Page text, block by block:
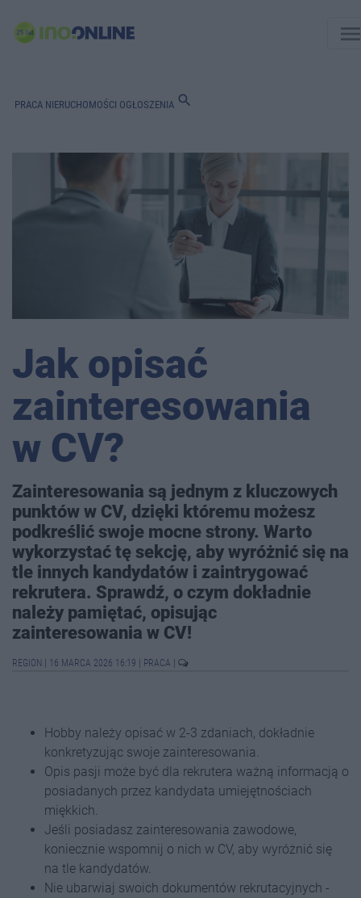
PRACA NIERUCHOMOŚCI OGŁOSZENIA search
Jak opisać
zainteresowania
w CV?
Zainteresowania są jednym z kluczowych
punktów w CV, dzięki któremu możesz
podkreślić swoje mocne strony. Warto
wykorzystać tę sekcję, aby wyróżnić się na
tle innych kandydatów i zaintrygować
rekrutera. Sprawdź, o czym dokładnie
należy pamiętać, opisując
zainteresowania w CV!
REGION 16 MARCA 2026 16:19 PRACA
Hobby należy opisać w 2-3 zdaniach, dokładnie
konkretyzując swoje zainteresowania.
Opis pasji może być dla rekrutera ważną informacją o
posiadanych przez kandydata umiejętnościach
miękkich.
Jeśli posiadasz zainteresowania zawodowe,
koniecznie wspomnij o nich w CV, aby wyróżnić się
na tle kandydatów.
Nie ubarwiaj swoich dokumentów rekrutacyjnych -